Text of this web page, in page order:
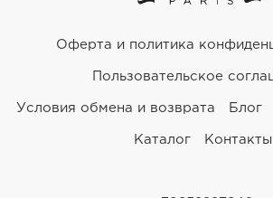
Оферта и политика
Пользовательское
Условия обмена и возврата Блог
Каталог Контакты